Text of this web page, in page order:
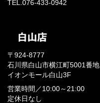
TEL.076-433-0942
〒924-8777
石川県白山市横江町5001番地
イオンモール白山3F
営業時間／ 10:00～21:00
定休日なし